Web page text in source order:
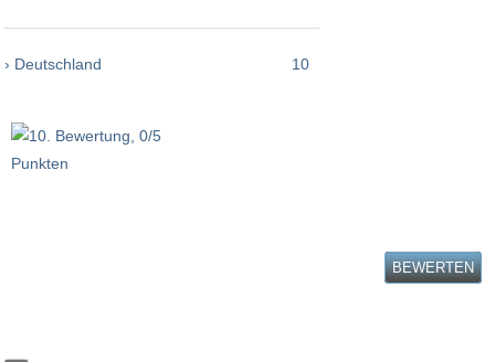
› Deutschland 10
BEWERTEN